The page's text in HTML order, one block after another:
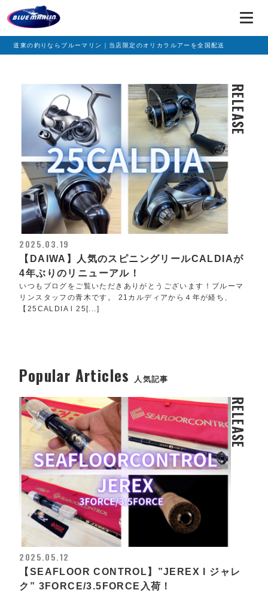
道東の釣りならブルーマリン｜当店限定のオリカラルアーを全国配送
RELEASE
2025.03.19
【DAIWA】人気のスピニングリールCALDIAが
4年ぶりのリニューアル！
いつもブログをご覧いただきありがとうございます！ブルーマ
リンスタッフの青木です。 21カルディアから４年が経ち、
【25CALDIA l 25[...]
Popular Articles 人気記事
RELEASE
2025.05.12
【SEAFLOOR CONTROL】”JEREX l ジャレ
ク” 3FORCE/3.5FORCE入荷！